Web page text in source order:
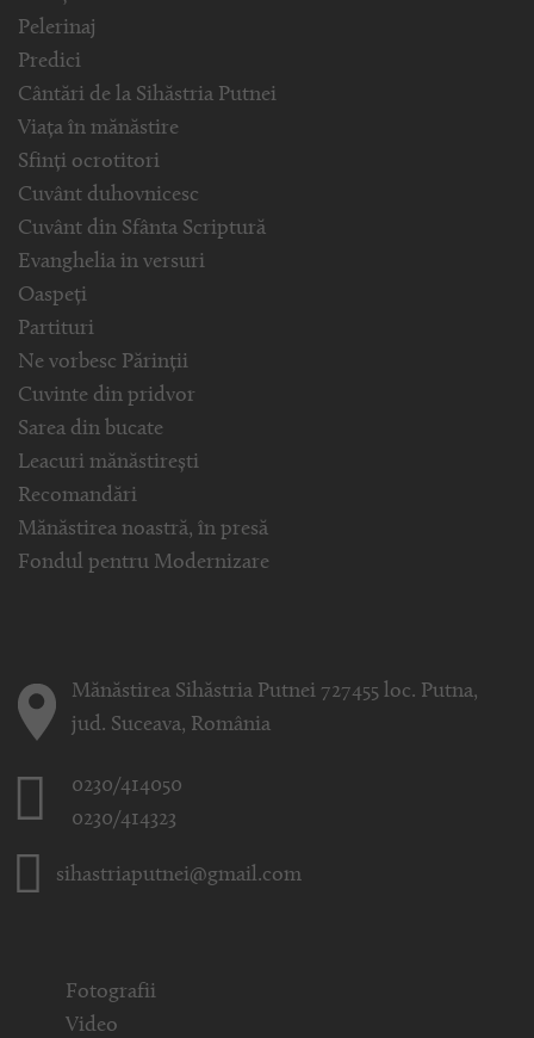
Pelerinaj
Predici
Cântări de la Sihăstria Putnei
Viața în mănăstire
Sfinți ocrotitori
Cuvânt duhovnicesc
Cuvânt din Sfânta Scriptură
Evanghelia in versuri
Oaspeți
Partituri
Ne vorbesc Părinții
Cuvinte din pridvor
Sarea din bucate
Leacuri mănăstirești
Recomandări
Mănăstirea noastră, în presă
Fondul pentru Modernizare
Mănăstirea Sihăstria Putnei 727455 loc. Putna,
jud. Suceava, România
0230/414050
0230/414323
sihastriaputnei@gmail.com
Fotografii
Video